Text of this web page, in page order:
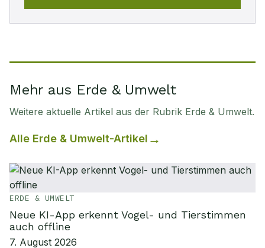
Mehr aus Erde & Umwelt
Weitere aktuelle Artikel aus der Rubrik Erde & Umwelt.
Alle Erde & Umwelt-Artikel
ERDE & UMWELT
Neue KI-App erkennt Vogel- und Tierstimmen
auch offline
7. August 2026